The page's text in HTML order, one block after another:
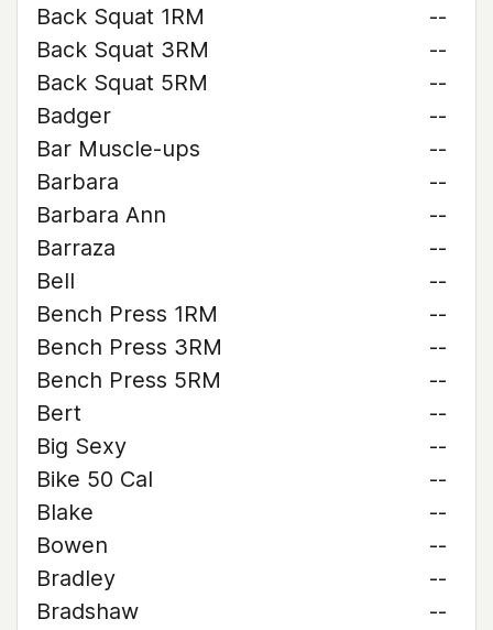
Back Squat 1RM
--
Back Squat 3RM
--
Back Squat 5RM
--
Badger
--
Bar Muscle-ups
--
Barbara
--
Barbara Ann
--
Barraza
--
Bell
--
Bench Press 1RM
--
Bench Press 3RM
--
Bench Press 5RM
--
Bert
--
Big Sexy
--
Bike 50 Cal
--
Blake
--
Bowen
--
Bradley
--
Bradshaw
--